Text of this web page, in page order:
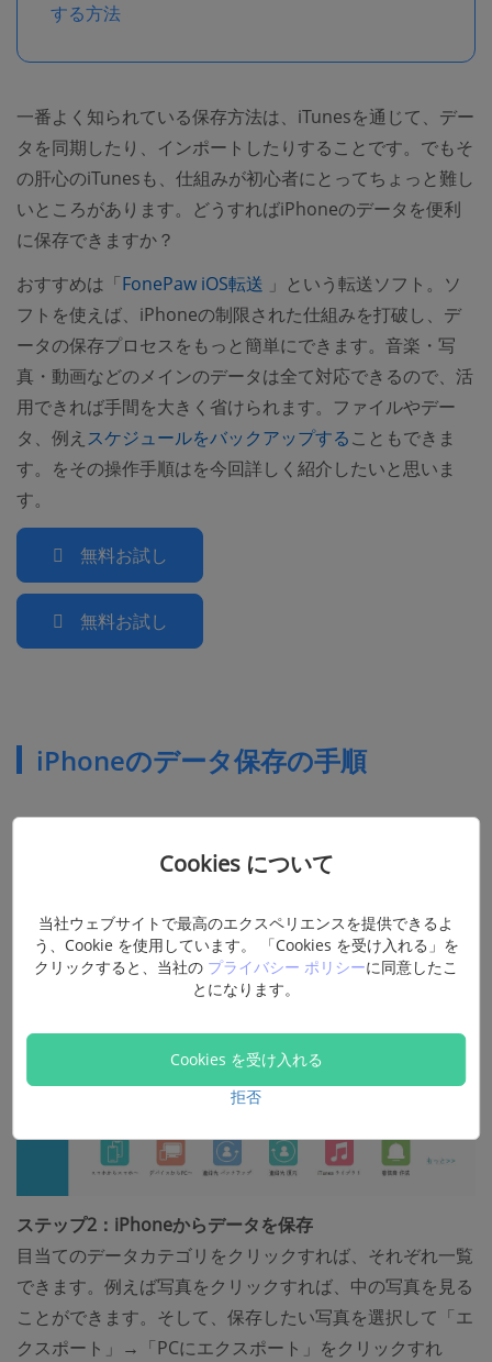
する方法
一番よく知られている保存方法は、iTunesを通じて、デー
タを同期したり、インポートしたりすることです。でもそ
の肝心のiTunesも、仕組みが初心者にとってちょっと難し
いところがあります。どうすればiPhoneのデータを便利
に保存できますか？
おすすめは「FonePaw iOS転送 (opens new window)
」という転送ソフト。ソ
フトを使えば、iPhoneの制限された仕組みを打破し、デ
ータの保存プロセスをもっと簡単にできます。音楽・写
真・動画などのメインのデータは全て対応できるので、活
用できれば手間を大きく省けられます。ファイルやデー
タ、例え スケジュールをバックアップすることもできま
す。をその操作手順はを今回詳しく紹介したいと思いま
す。
無料お試し
無料お試し
iPhoneのデータ保存の手順
「FonePaw iOS転送」をパソコンにインストールし、
ステップ2：iPhoneからデータを保存
目当てのデータカテゴリをクリックすれば、それぞれ一覧
できます。例えば写真をクリックすれば、中の写真を見る
ことができます。そして、保存したい写真を選択して「エ
クスポート」→「PCにエクスポート」をクリックすれ
Cookies について
当社ウェブサイトで最高のエクスペリエンスを提供できるよ
う、Cookie を使用しています。 「Cookies を受け入れる」を
クリックすると、当社の プライバシー ポリシーに同意したこ
とになります。
Cookies を受け入れる
拒否